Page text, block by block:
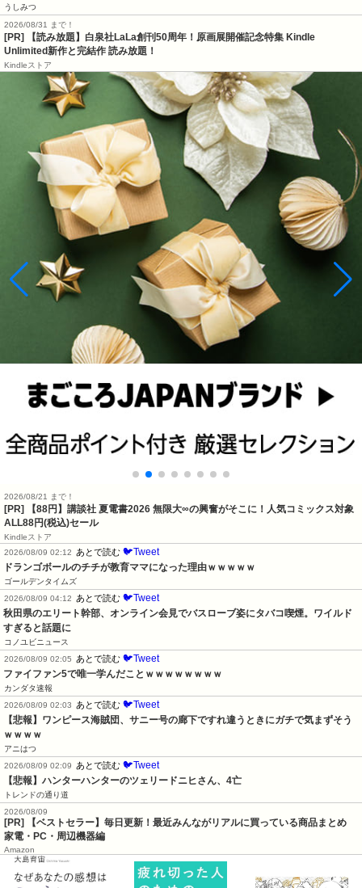
うしみつ
2026/08/31 まで！
[PR]
【読み放題】白泉社LaLa創刊50周年！原画展開催記念特集 Kindle
Unlimited新作と完結作 読み放題！
Kindleストア
2026/08/21 まで！
[PR]
【88円】講談社 夏電書2026 無限大∞の興奮がそこに！人気コミックス対象
ALL88円(税込)セール
Kindleストア
2026/08/09 02:12
あとで読む 🐦Tweet
ドランゴボールのチチが教育ママになった理由ｗｗｗｗｗ
ゴールデンタイムズ
2026/08/09 04:12
あとで読む 🐦Tweet
秋田県のエリート幹部、オンライン会見でバスローブ姿にタバコ喫煙。ワイルド
すぎると話題に
コノユビニュース
2026/08/09 02:05
あとで読む 🐦Tweet
ファイファン5で唯一学んだことｗｗｗｗｗｗｗｗ
カンダタ速報
2026/08/09 02:03
あとで読む 🐦Tweet
【悲報】ワンピース海賊団、サニー号の廊下ですれ違うときにガチで気まずそう
ｗｗｗｗ
アニはつ
2026/08/09 02:09
あとで読む 🐦Tweet
【悲報】ハンターハンターのツェリードニヒさん、4亡
トレンドの通り道
2026/08/09
[PR] 【ベストセラー】毎日更新！最近みんながリアルに買っている商品まとめ
家電・PC・周辺機器編
Amazon